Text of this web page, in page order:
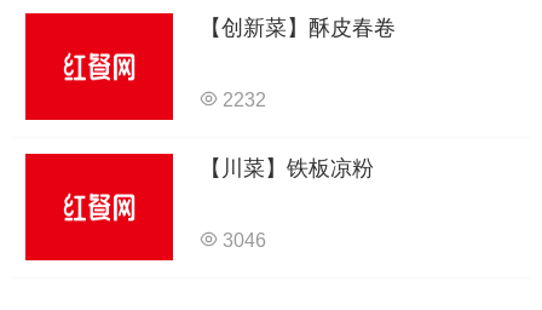
【创新菜】酥皮春卷
2232
【川菜】铁板凉粉
3046